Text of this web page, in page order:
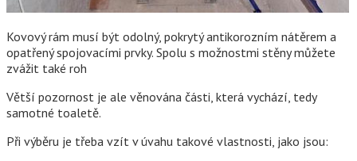
Kovový rám musí být odolný, pokrytý antikorozním nátěrem a
opatřený spojovacími prvky. Spolu s možnostmi stěny můžete
zvážit také roh
Větší pozornost je ale věnována části, která vychází, tedy
samotné toaletě.
Při výběru je třeba vzít v úvahu takové vlastnosti, jako jsou: